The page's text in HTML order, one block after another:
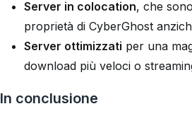
Server in colocation, che
proprietà di CyberGhost
Server ottimizzati per una
download più veloci o
In conclusione